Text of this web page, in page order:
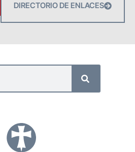
DIRECTORIO DE ENLACES